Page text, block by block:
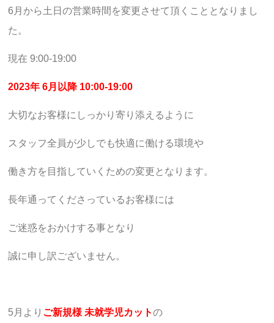
6月から土日の営業時間を変更させて頂くこととなりまし
た。
現在 9:00-19:00
2023年 6月以降 10:00-19:00
大切なお客様にしっかり寄り添えるように
スタッフ全員が少しでも快適に働ける環境や
働き方を目指していくための変更となります。
長年通ってくださっているお客様には
ご迷惑をおかけする事となり
誠に申し訳ございません。
5月より ご新規様 未就学児カットの